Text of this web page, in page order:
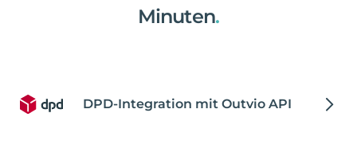
Minuten.
DPD-Integration mit Outvio API